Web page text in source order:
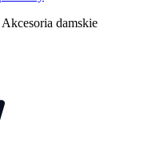
Akcesoria damskie